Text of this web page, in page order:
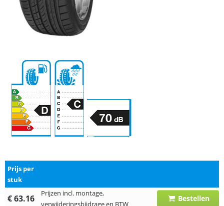
Prijs per
stuk
€ 63.16
Prijzen incl. montage,
verwijderingsbijdrage en BTW
Bestellen